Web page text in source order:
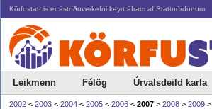
Körfustatt.is er ástríðuverkefni keyrt áfram af Stattnördunum
Leikmenn Félög Úrvalsdeild karla
2002 < 2003 < 2004 < 2005 < 2006 < 2007 > 2008 > 2009 >